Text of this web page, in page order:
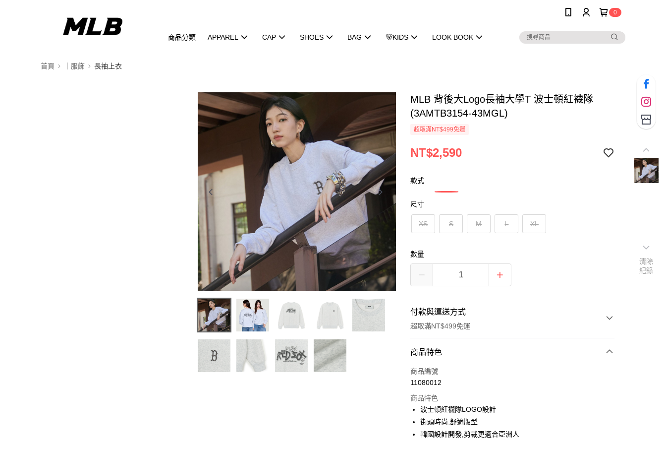
0
商品分類 APPAREL CAP SHOES BAG 🐻KIDS LOOK BOOK
首頁 ｜服飾 長袖上衣
MLB 背後大Logo長袖大學T 波士頓紅襪隊
(3AMTB3154-43MGL)
超取滿NT$499免運
NT$2,590
款式
尺寸
XS S M L XL
數量
付款與運送方式
超取滿NT$499免運
付款方式
信用卡一次付款
LINE Pay
Apple Pay
商品特色
商品編號
11080012
商品特色
波士頓紅襪隊LOGO設計
街頭時尚,舒適版型
韓國設計開發,剪裁更適合亞洲人
清除
紀錄